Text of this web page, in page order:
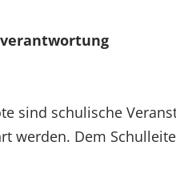
sind schulische
werden. Dem